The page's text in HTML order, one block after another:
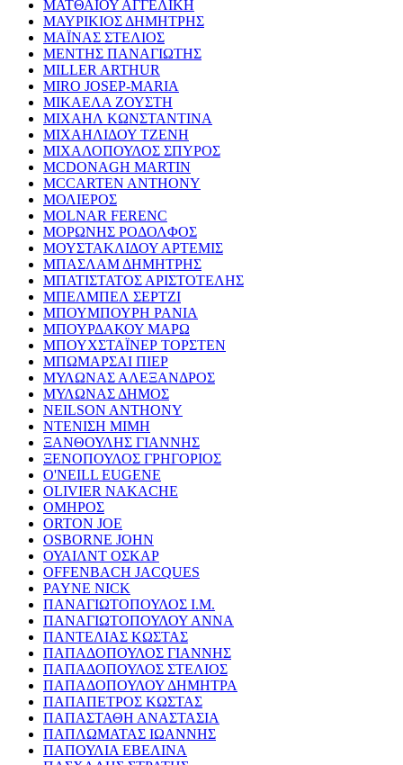
ΜΑΤΘΑΙΟΥ ΑΓΓΕΛΙΚΗ
ΜΑΥΡΙΚΙΟΣ ΔΗΜΗΤΡΗΣ
ΜΑΪΝΑΣ ΣΤΕΛΙΟΣ
ΜΕΝΤΗΣ ΠΑΝΑΓΙΩΤΗΣ
MILLER ARTHUR
MIRO JOSEP-MARIA
ΜΙΚΑΕΛΑ ΖΟΥΣΤΗ
ΜΙΧΑΗΛ ΚΩΝΣΤΑΝΤΙΝΑ
ΜΙΧΑΗΛΙΔΟΥ ΤΖΕΝΗ
ΜΙΧΑΛΟΠΟΥΛΟΣ ΣΠΥΡΟΣ
MCDONAGH MARTIN
MCCARTEN ANTHONY
ΜΟΛΙΕΡΟΣ
MOLNAR FERENC
ΜΟΡΩΝΗΣ ΡΟΔΟΛΦΟΣ
ΜΟΥΣΤΑΚΛΙΔΟΥ ΑΡΤΕΜΙΣ
ΜΠΑΣΛΑΜ ΔΗΜΗΤΡΗΣ
ΜΠΑΤΙΣΤΑΤΟΣ ΑΡΙΣΤΟΤΕΛΗΣ
ΜΠΕΛΜΠΕΛ ΣΕΡΤΖΙ
ΜΠΟΥΜΠΟΥΡΗ ΡΑΝΙΑ
ΜΠΟΥΡΔΑΚΟΥ ΜΑΡΩ
ΜΠΟΥΧΣΤΑΪΝΕΡ ΤΟΡΣΤΕΝ
ΜΠΩΜΑΡΣΑΙ ΠΙΕΡ
ΜΥΛΩΝΑΣ ΑΛΕΞΑΝΔΡΟΣ
ΜΥΛΩΝΑΣ ΔΗΜΟΣ
NEILSON ANTHONY
ΝΤΕΝΙΣΗ ΜΙΜΗ
ΞΑΝΘΟΥΛΗΣ ΓΙΑΝΝΗΣ
ΞΕΝΟΠΟΥΛΟΣ ΓΡΗΓΟΡΙΟΣ
O'NEILL EUGENE
OLIVIER NAKACHE
ΟΜΗΡΟΣ
ORTON JOE
OSBORNE JOHN
ΟΥΑΙΛΝΤ ΟΣΚΑΡ
OFFENBACH JACQUES
PAYNE NICK
ΠΑΝΑΓΙΩΤΟΠΟΥΛΟΣ Ι.Μ.
ΠΑΝΑΓΙΩΤΟΠΟΥΛΟΥ ΑΝΝΑ
ΠΑΝΤΕΛΙΑΣ ΚΩΣΤΑΣ
ΠΑΠΑΔΟΠΟΥΛΟΣ ΓΙΑΝΝΗΣ
ΠΑΠΑΔΟΠΟΥΛΟΣ ΣΤΕΛΙΟΣ
ΠΑΠΑΔΟΠΟΥΛΟΥ ΔΗΜΗΤΡΑ
ΠΑΠΑΠΕΤΡΟΣ ΚΩΣΤΑΣ
ΠΑΠΑΣΤΑΘΗ ΑΝΑΣΤΑΣΙΑ
ΠΑΠΛΩΜΑΤΑΣ ΙΩΑΝΝΗΣ
ΠΑΠΟΥΛΙΑ ΕΒΕΛΙΝΑ